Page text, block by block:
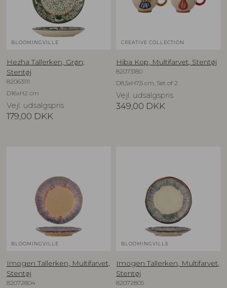
BLOOMINGVILLE
Hezha Tallerken, Grøn,
Stentøj
82063111
D16xH2 cm
Vejl. udsalgspris
179,00 DKK
CREATIVE COLLECTION
Hiba Kop, Multifarvet, Stentøj
82073180
D8,5xH7,5 cm, Set of 2
Vejl. udsalgspris
349,00 DKK
BLOOMINGVILLE
Imogen Tallerken, Multifarvet,
Stentøj
82072804
BLOOMINGVILLE
Imogen Tallerken, Multifarvet,
Stentøj
82072805